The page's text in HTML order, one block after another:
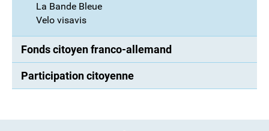
La Bande Bleue
Velo visavis
Fonds citoyen franco-allemand
Participation citoyenne